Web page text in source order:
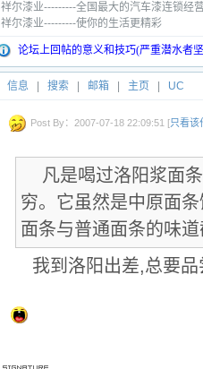
祥尔漆业---------全国最大的汽车漆连锁经
祥尔漆业---------使你的生活更精彩
论坛上回帖的意义和技巧(严重潜水者
信息 搜索 邮箱 主页 UC
Post By：2007-07-18 22:09:51 [只看该
凡是喝过洛阳浆面
穷。它虽然是中原面
面条与普通面条的味
我到洛阳出差,总要